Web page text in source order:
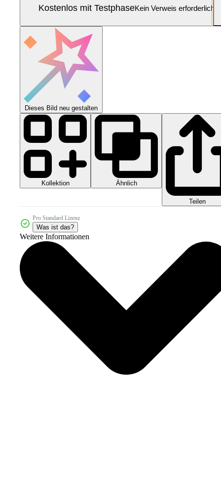
Kostenlos mit TestphaseKein Verweis erforderlich
Dieses Bild neu gestalten
Kollektion Ähnlich
Teilen
Pro Standard Lizenz
Was ist das?
Weitere Informationen